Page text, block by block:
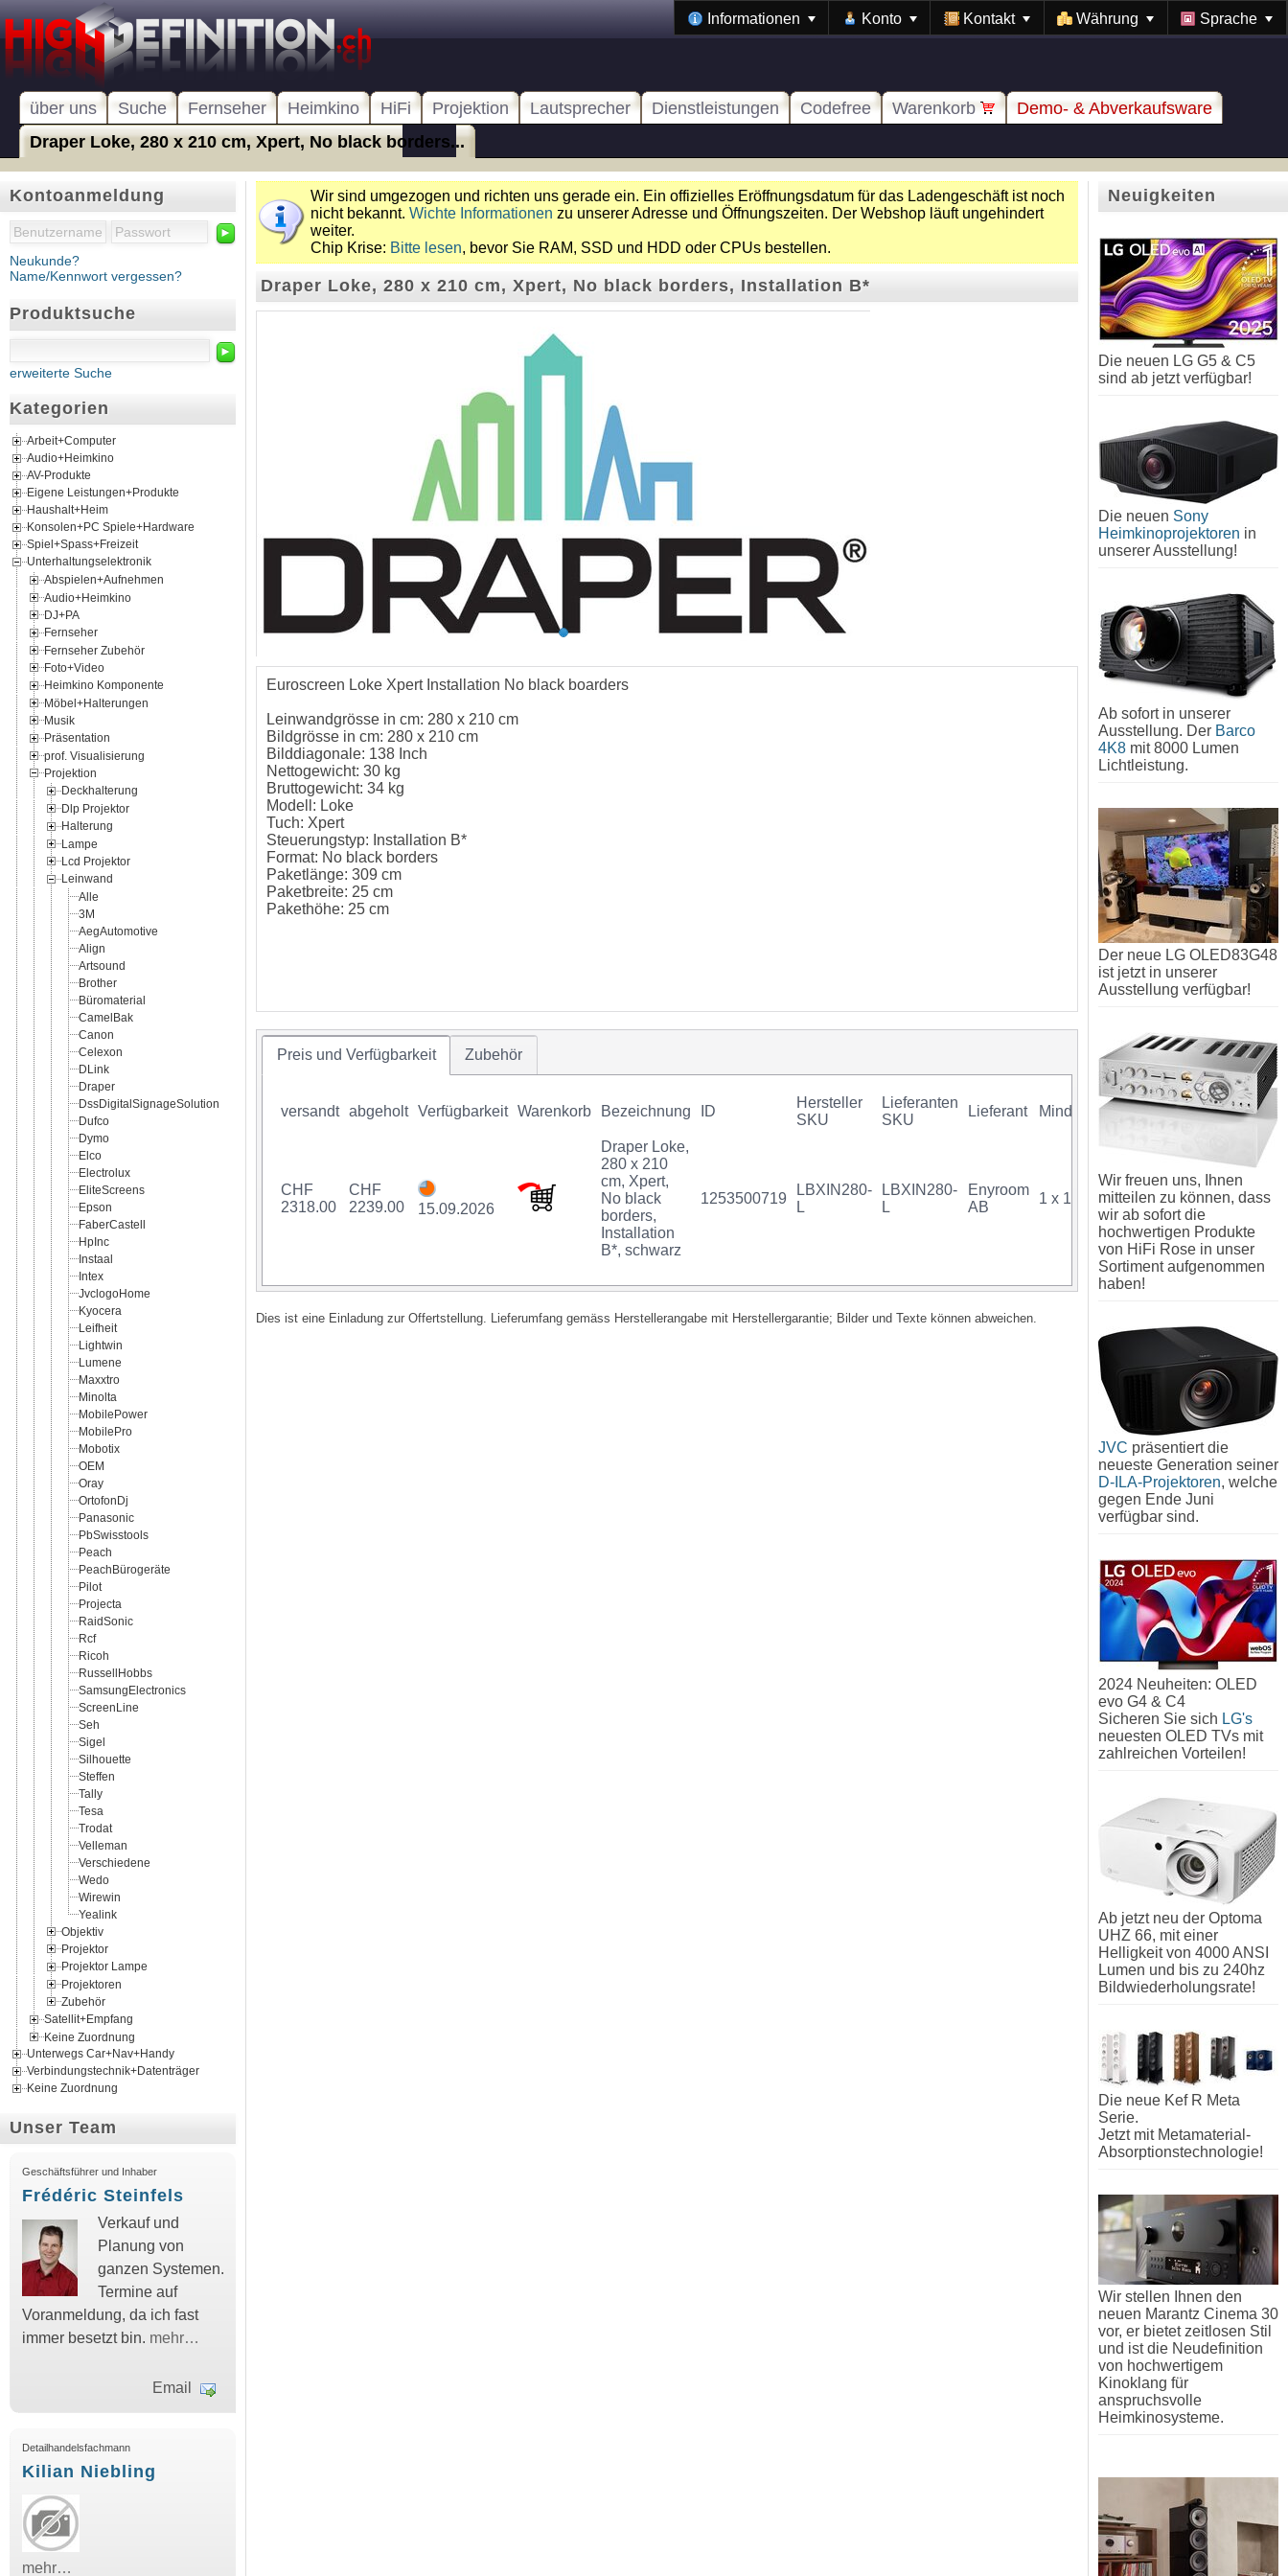
Informationen Konto Kontakt Währung Sprache
über uns Suche Fernseher Heimkino HiFi Projektion Lautsprecher Dienstleistungen Codefree Warenkorb
Demo- & Abverkaufsware
Draper Loke, 280 x 210 cm, Xpert, No black borders...
Kontoanmeldung
►
Neukunde?
Name/Kennwort vergessen?
Produktsuche
►
erweiterte Suche
Kategorien
Arbeit+Computer
Audio+Heimkino
AV-Produkte
Eigene Leistungen+Produkte
Haushalt+Heim
Konsolen+PC Spiele+Hardware
Spiel+Spass+Freizeit
Unterhaltungselektronik
Abspielen+Aufnehmen
Audio+Heimkino
DJ+PA
Fernseher
Fernseher Zubehör
Foto+Video
Heimkino Komponente
Möbel+Halterungen
Musik
Präsentation
prof. Visualisierung
Projektion
Deckhalterung
Dlp Projektor
Halterung
Lampe
Lcd Projektor
Leinwand
Alle
3M
AegAutomotive
Align
Artsound
Brother
Büromaterial
CamelBak
Canon
Celexon
DLink
Draper
DssDigitalSignageSolution
Dufco
Dymo
Elco
Electrolux
EliteScreens
Epson
FaberCastell
HpInc
Instaal
Intex
JvclogoHome
Kyocera
Leifheit
Lightwin
Lumene
Maxxtro
Minolta
MobilePower
MobilePro
Mobotix
OEM
Oray
OrtofonDj
Panasonic
PbSwisstools
Peach
PeachBürogeräte
Pilot
Projecta
RaidSonic
Rcf
Ricoh
RussellHobbs
SamsungElectronics
ScreenLine
Seh
Sigel
Silhouette
Steffen
Tally
Tesa
Trodat
Velleman
Verschiedene
Wedo
Wirewin
Yealink
Objektiv
Projektor
Projektor Lampe
Projektoren
Zubehör
Satellit+Empfang
Keine Zuordnung
Unterwegs Car+Nav+Handy
Verbindungstechnik+Datenträger
Keine Zuordnung
Unser Team
Geschäftsführer und Inhaber
Frédéric Steinfels
Verkauf und
Planung von
ganzen Systemen.
Termine auf
Voranmeldung, da ich fast
immer besetzt bin. mehr…
Email
Detailhandelsfachmann
Kilian Niebling
mehr…
Wir sind umgezogen und richten uns gerade ein. Ein offizielles Eröffnungsdatum für das Ladengeschäft ist noch
nicht bekannt. Wichte Informationen zu unserer Adresse und Öffnungszeiten. Der Webshop läuft ungehindert
weiter.
Chip Krise: Bitte lesen, bevor Sie RAM, SSD und HDD oder CPUs bestellen.
Draper Loke, 280 x 210 cm, Xpert, No black borders, Installation B*
Euroscreen Loke Xpert Installation No black boarders
Leinwandgrösse in cm: 280 x 210 cm
Bildgrösse in cm: 280 x 210 cm
Bilddiagonale: 138 Inch
Nettogewicht: 30 kg
Bruttogewicht: 34 kg
Modell: Loke
Tuch: Xpert
Steuerungstyp: Installation B*
Format: No black borders
Paketlänge: 309 cm
Paketbreite: 25 cm
Pakethöhe: 25 cm
Preis und Verfügbarkeit Zubehör
versandt abgeholt Verfügbarkeit Warenkorb Bezeichnung ID
Hersteller
SKU
Lieferanten
SKU
Lieferant Mindestkauf GTIN
CHF
2318.00
CHF
2239.00
15.09.2026
Draper Loke,
280 x 210
cm, Xpert,
No black
borders,
Installation
B*, schwarz
1253500719
LBXIN280-
L
LBXIN280-
L
Enyroom
AB
1 x 1 Stück 07340034727386
Dies ist eine Einladung zur Offertstellung. Lieferumfang gemäss Herstellerangabe mit Herstellergarantie; Bilder und Texte können abweichen.
Neuigkeiten
Die neuen LG G5 & C5
sind ab jetzt verfügbar!
Die neuen Sony
Heimkinoprojektoren in
unserer Ausstellung!
Ab sofort in unserer
Ausstellung. Der Barco
4K8 mit 8000 Lumen
Lichtleistung.
Der neue LG OLED83G48
ist jetzt in unserer
Ausstellung verfügbar!
Wir freuen uns, Ihnen
mitteilen zu können, dass
wir ab sofort die
hochwertigen Produkte
von HiFi Rose in unser
Sortiment aufgenommen
haben!
JVC präsentiert die
neueste Generation seiner
D-ILA-Projektoren, welche
gegen Ende Juni
verfügbar sind.
2024 Neuheiten: OLED
evo G4 & C4
Sicheren Sie sich LG's
neuesten OLED TVs mit
zahlreichen Vorteilen!
Ab jetzt neu der Optoma
UHZ 66, mit einer
Helligkeit von 4000 ANSI
Lumen und bis zu 240hz
Bildwiederholungsrate!
Die neue Kef R Meta
Serie.
Jetzt mit Metamaterial-
Absorptionstechnologie!
Wir stellen Ihnen den
neuen Marantz Cinema 30
vor, er bietet zeitlosen Stil
und ist die Neudefinition
von hochwertigem
Kinoklang für
anspruchsvolle
Heimkinosysteme.